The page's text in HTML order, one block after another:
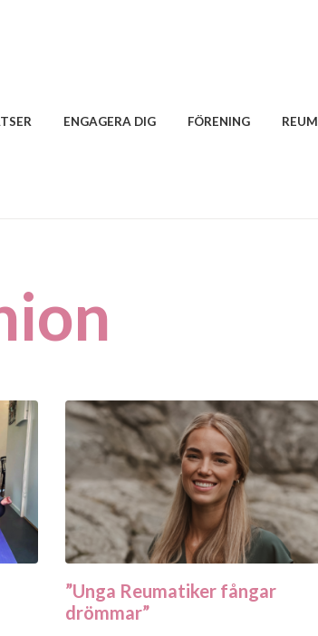
ENGAGERA DIG FÖRENING
”Unga Reumatiker fångar
drömmar”